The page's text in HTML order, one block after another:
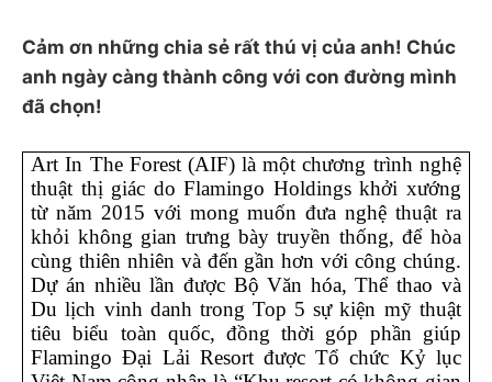
Cảm ơn những chia sẻ rất thú vị của anh! Chúc
anh ngày càng thành công với con đường mình
đã chọn!
Art In The Forest (AIF) là một chương trình nghệ
thuật thị giác do Flamingo Holdings khởi xướng
từ năm 2015 với mong muốn đưa nghệ thuật ra
khỏi không gian trưng bày truyền thống, để hòa
cùng thiên nhiên và đến gần hơn với công chúng.
Dự án nhiều lần được Bộ Văn hóa, Thể thao và
Du lịch vinh danh trong Top 5 sự kiện mỹ thuật
tiêu biểu toàn quốc, đồng thời góp phần giúp
Flamingo Đại Lải Resort được Tổ chức Kỷ lục